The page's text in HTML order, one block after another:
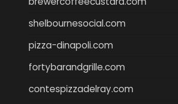
shelbournesocial.com
pizza-dinapoli.com
fortybarandgrille.com
contespizzadelray.com